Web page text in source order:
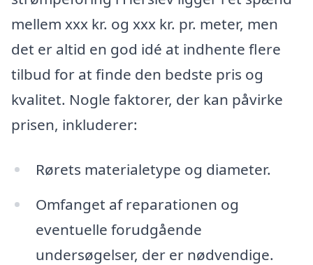
mellem xxx kr. og xxx kr. pr. meter, men
det er altid en god idé at indhente flere
tilbud for at finde den bedste pris og
kvalitet. Nogle faktorer, der kan påvirke
prisen, inkluderer:
Rørets materialetype og diameter.
Omfanget af reparationen og
eventuelle forudgående
undersøgelser, der er nødvendige.